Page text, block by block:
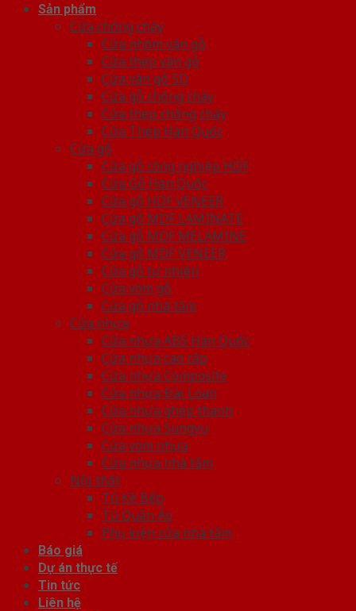
Sản phẩm
Cửa chống cháy
Cửa nhôm vân gỗ
Cửa thép vân gỗ
Cửa vân gỗ 5D
Cửa gỗ chống cháy
Cửa thép chống cháy
Cửa Thép Hàn Quốc
Cửa gỗ
Cửa gỗ công nghiệp HDF
Cửa Gỗ Hàn Quốc
Cửa gỗ HDF VENEER
Cửa gỗ MDF LAMINATE
Cửa gỗ MDF MELAMINE
Cửa gỗ MDF VENEER
Cửa gỗ tự nhiên
Cửa vòm gỗ
Cửa gỗ nhà tắm
Cửa nhựa
Cửa nhựa ABS Hàn Quốc
Cửa nhựa cao cấp
Cửa nhựa Composite
Cửa nhựa Đài Loan
Cửa nhựa ghép thanh
Cửa nhựa Sungyu
Cửa vòm nhựa
Cửa nhựa nhà tắm
Nội thất
Tủ Kệ Bếp
Tủ Quần Áo
Phụ kiện cửa nhà tắm
Báo giá
Dự án thực tế
Tin tức
Liên hệ